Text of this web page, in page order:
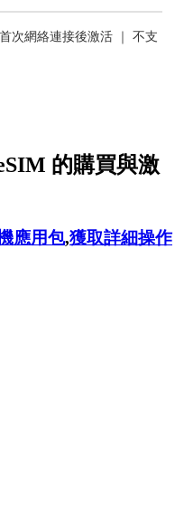
次網絡連接後激活 ｜ 不支
的購買與激
應用包,獲取詳細操作